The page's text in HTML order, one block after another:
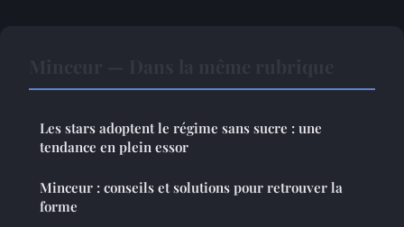
Les stars adoptent le régime sans sucre : une
tendance en plein essor
Minceur : conseils et solutions pour retrouver la
forme